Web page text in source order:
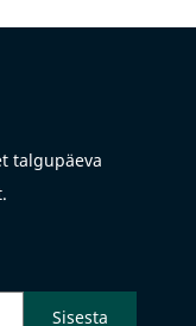
talgupäeva